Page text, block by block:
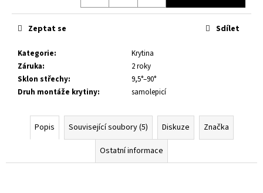
Kategorie:
Krytina
Záruka:
2 roky
Sklon střechy:
9,5°–90°
Druh montáže krytiny: samolepicí
Zeptat se Sdílet
Popis Související soubory (5) Diskuze
Značka
Ostatní informace
400
Původně:
38
500
Kč